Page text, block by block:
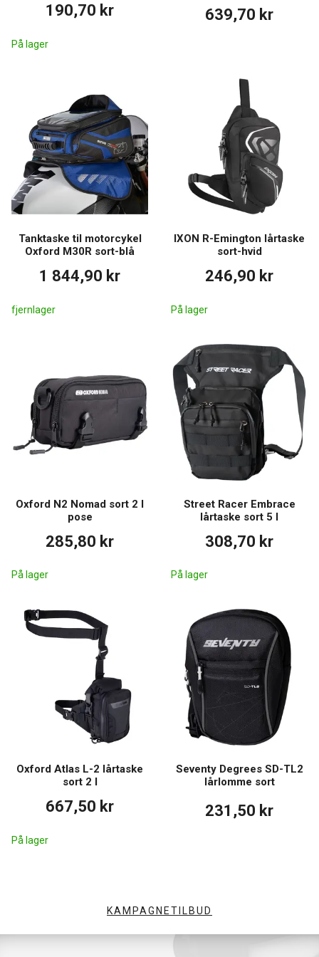
190,70 kr
På lager
639,70 kr
Tanktaske til motorcykel
Oxford M30R sort-blå
1 844,90 kr
fjernlager
IXON R-Emington lårtaske
sort-hvid
246,90 kr
På lager
Oxford N2 Nomad sort 2 l
pose
285,80 kr
På lager
Street Racer Embrace
lårtaske sort 5 l
308,70 kr
På lager
Oxford Atlas L-2 lårtaske
sort 2 l
667,50 kr
På lager
Seventy Degrees SD-TL2
lårlomme sort
231,50 kr
KAMPAGNETILBUD